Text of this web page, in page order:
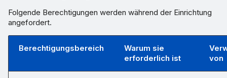
Folgende Berechtigungen werden während der Einrichtung
angefordert.
Berechtigungsbereich
Warum sie
erforderlich ist
von